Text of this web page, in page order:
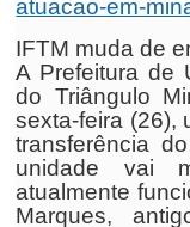
atuacao-em-
IFTM muda de
A Prefeitura de
do Triângulo
sexta-feira (26),
transferência
unidade vai
atualmente
Marques,